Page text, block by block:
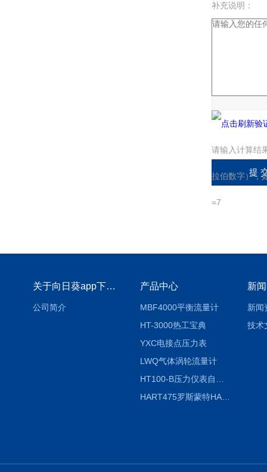
补充说明：
请输入计算结
拉伯数字），
=7
关于向日葵app下载安装官方免费下载
公司简介
产品中心
MBF4000平衡流量计
HT-3000热工宝典
YXC电接点压力表
LWQ气体涡轮流量计
HART475罗斯蒙特HART475手操器
新
新闻
技术